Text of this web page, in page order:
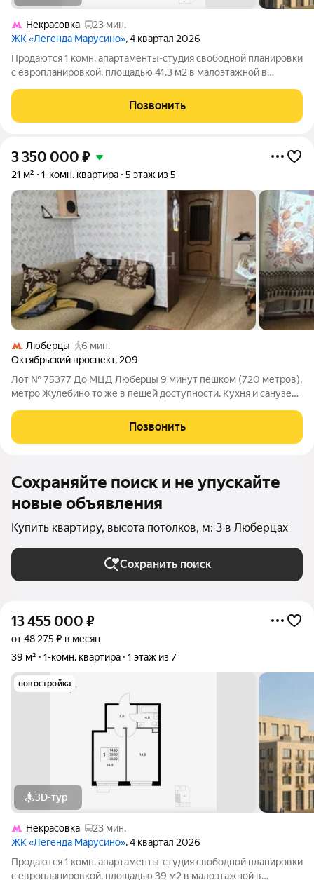
Некрасовка
23 мин.
ЖК «Легенда Марусино», 4 квартал 2026
Продаются 1 комн. апартаменты-студия свободной планировки
с европланировкой, площадью 41.3 м2 в малоэтажной в
м. Некрасовка. Возможен вариант покупки с использованием
ипотечных средств, есть
Позвонить
3 350 000 ₽
21 м² 1-комн. квартира 5 этаж из 5
Люберцы
6 мин.
Октябрьский проспект, 209
Лот № 75377 До MЦД Любeрцы 9 минут пешком (720 метров),
метро Жулебино то же в пешей доступности. Кухня и санузел
холодильник остаются покупателю. Покупали в 2005 году.
Один взрослый собственник.
Позвонить
Сохраняйте поиск и не упускайте
новые объявления
Купить квартиру, высота потолков, м: 3 в Люберцах
Сохранить поиск
13 455 000 ₽
от 48 275 ₽ в месяц
39 м²
1-комн. квартира 1 этаж из 7
новостройка
3D-тур
Некрасовка
23 мин.
ЖК «Легенда Марусино», 4 квартал 2026
Продаются 1 комн. апартаменты-студия свободной планировки
с европланировкой, площадью 39 м2 в малоэтажной в